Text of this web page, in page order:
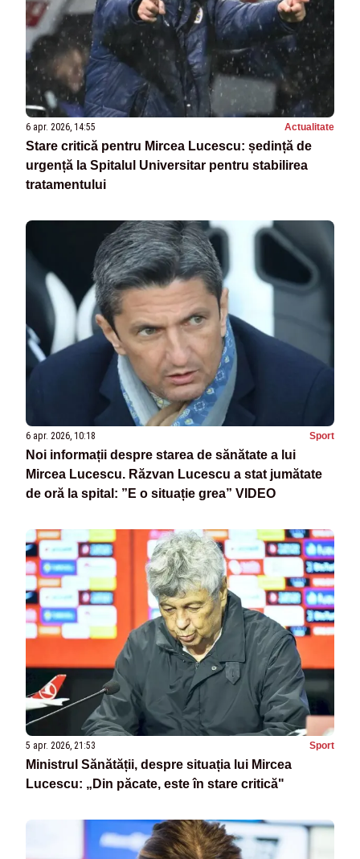
6 apr. 2026, 14:55 Actualitate
Stare critică pentru Mircea Lucescu: ședință de
urgență la Spitalul Universitar pentru stabilirea
tratamentului
6 apr. 2026, 10:18 Sport
Noi informații despre starea de sănătate a lui
Mircea Lucescu. Răzvan Lucescu a stat jumătate
de oră la spital: ”E o situație grea” VIDEO
5 apr. 2026, 21:53 Sport
Ministrul Sănătății, despre situația lui Mircea
Lucescu: „Din păcate, este în stare critică"